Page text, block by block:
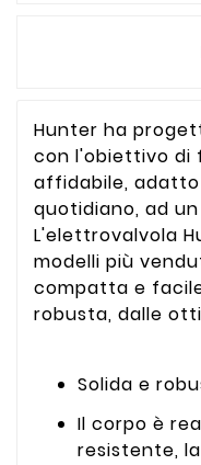
Hunter ha
con l'obiettivo di
affidabile,
quotidiano, ad
L'elettrovalvola
modelli più
compatta e
robusta, dalle
Solida e
Il corpo è
resistente,